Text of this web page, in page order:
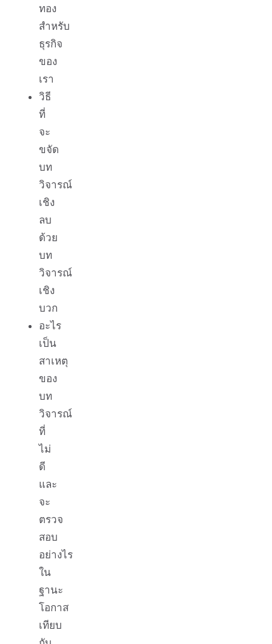
ทอง
สำหรับ
ธุรกิจ
ของ
เรา
วิธี
ที่
จะ
ขจัด
บท
วิจารณ์
เชิง
ลบ
ด้วย
บท
วิจารณ์
เชิง
บวก
อะไร
เป็น
สาเหตุ
ของ
บท
วิจารณ์
ที่
ไม่
ดี
และ
จะ
ตรวจ
สอบ
อย่างไร
ใน
ฐานะ
โอกาส
เทียบ